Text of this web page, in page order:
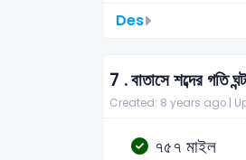
Des
7 .বাতাসে শব্দের গতি
Created: 8 years ago |
৭৫৭ মাইল